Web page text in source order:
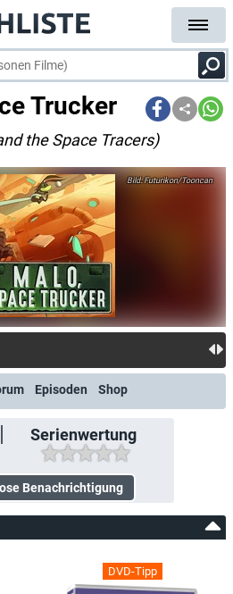
Trucker
the Space Tracers)
Futurikon/Tooncan
bei
Episoden Shop
Serienwertung
DVD-Tipp